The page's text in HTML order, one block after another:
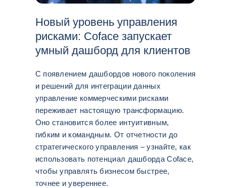
Новый уровень управления
рисками: Coface запускает
умный дашборд для клиентов
С появлением дашбордов нового поколения
и решений для интеграции данных
управление коммерческими рисками
переживает настоящую трансформацию.
Оно становится более интуитивным,
гибким и командным. От отчетности до
стратегического управления – узнайте, как
использовать потенциал дашборда Coface,
чтобы управлять бизнесом быстрее,
точнее и увереннее.